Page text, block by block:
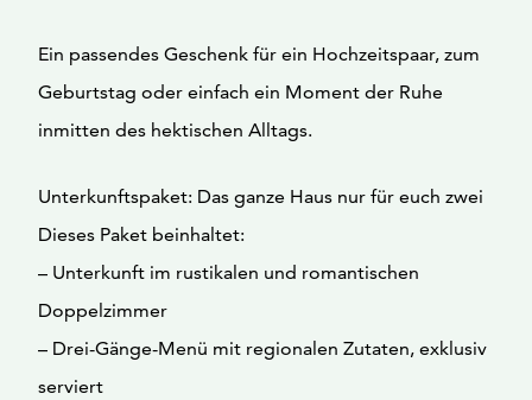
Ein passendes Geschenk für ein Hochzeitspaar, zum
Geburtstag oder einfach ein Moment der Ruhe
inmitten des hektischen Alltags.
Unterkunftspaket: Das ganze Haus nur für euch zwei
Dieses Paket beinhaltet:
– Unterkunft im rustikalen und romantischen
Doppelzimmer
– Drei-Gänge-Menü mit regionalen Zutaten, exklusiv
serviert